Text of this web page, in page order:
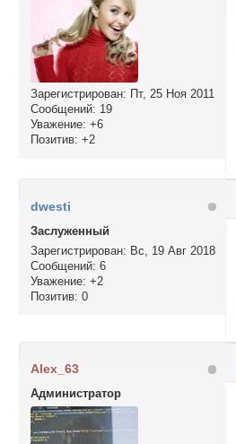
Зарегистрирован: Пт, 25 Ноя 2011
Сообщений: 19
Уважение: +6
Позитив: +2
dwesti
Заслуженный
Зарегистрирован: Вс, 19 Авг 2018
Сообщений: 6
Уважение: +2
Позитив: 0
Alex_63
Администратор